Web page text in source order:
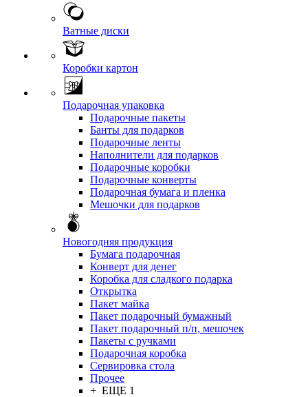
Ватные диски
Коробки картон
Подарочная упаковка
Подарочные пакеты
Банты для подарков
Подарочные ленты
Наполнители для подарков
Подарочные коробки
Подарочные конверты
Подарочная бумага и пленка
Мешочки для подарков
Новогодняя продукция
Бумага подарочная
Конверт для денег
Коробка для сладкого подарка
Открытка
Пакет майка
Пакет подарочный бумажный
Пакет подарочный п/п, мешочек
Пакеты с ручками
Подарочная коробка
Сервировка стола
Прочее
+ ЕЩЕ 1